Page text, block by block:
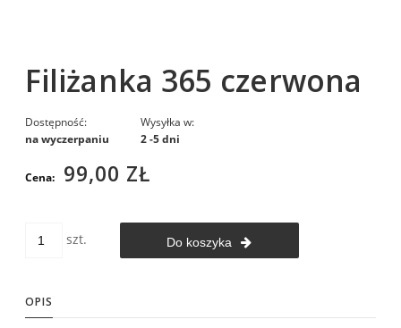
Filiżanka 365 czerwona
Dostępność:
na wyczerpaniu
Wysyłka w:
2 -5 dni
Cena: 99,00 ZŁ
szt. Do koszyka
OPIS